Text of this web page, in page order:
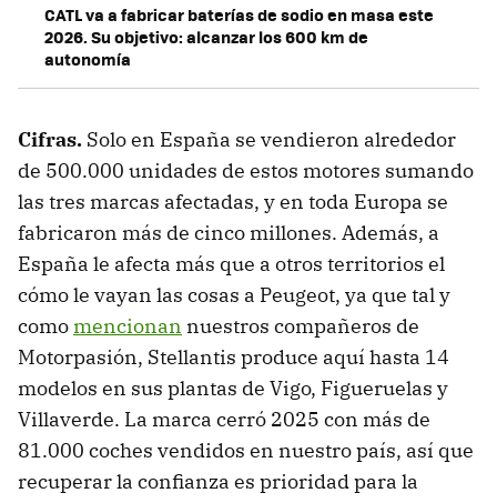
CATL va a fabricar baterías de sodio en masa este
2026. Su objetivo: alcanzar los 600 km de
autonomía
Cifras. Solo en España se vendieron alrededor
de 500.000 unidades de estos motores sumando
las tres marcas afectadas, y en toda Europa se
fabricaron más de cinco millones. Además, a
España le afecta más que a otros territorios el
cómo le vayan las cosas a Peugeot, ya que tal y
comomencionan nuestros compañeros de
Motorpasión, Stellantis produce aquí hasta 14
modelos en sus plantas de Vigo, Figueruelas y
Villaverde. La marca cerró 2025 con más de
81.000 coches vendidos en nuestro país, así que
recuperar la confianza es prioridad para la